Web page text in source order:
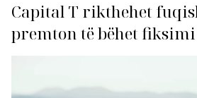
Capital T rikthehet
premton të bëhet